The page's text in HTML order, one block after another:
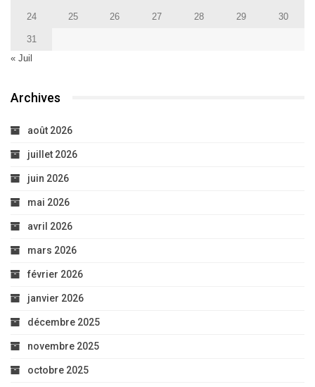
24 25 26 27 28 29 30
31
« Juil
Archives
août 2026
juillet 2026
juin 2026
mai 2026
avril 2026
mars 2026
février 2026
janvier 2026
décembre 2025
novembre 2025
octobre 2025